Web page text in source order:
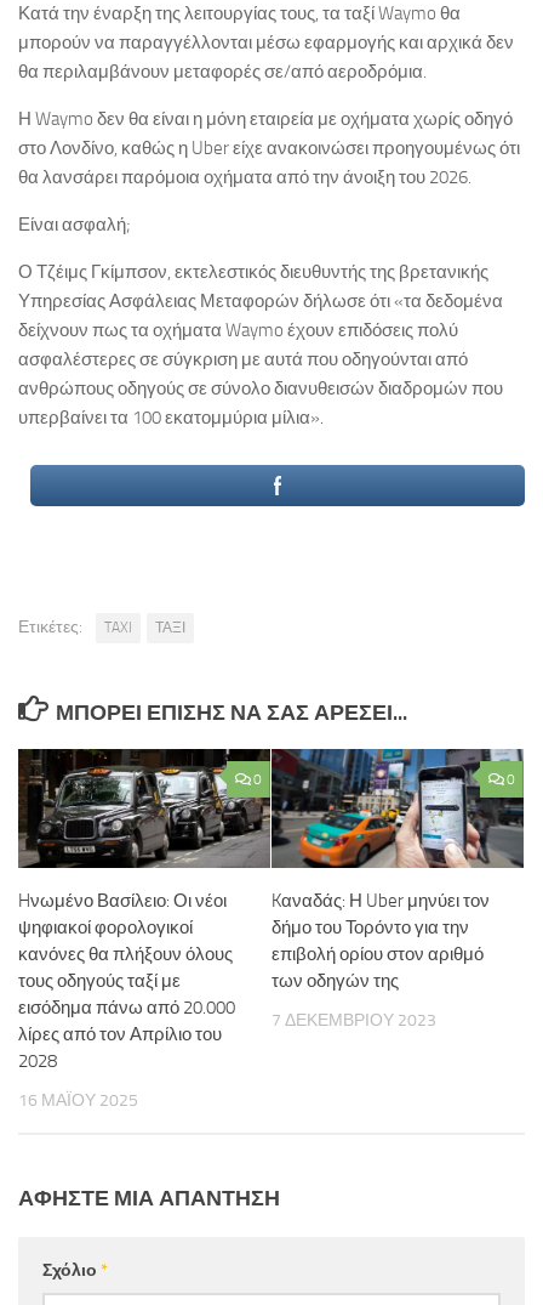
Κατά την έναρξη της λειτουργίας τους, τα ταξί Waymo θα
μπορούν να παραγγέλλονται μέσω εφαρμογής και αρχικά δεν
θα περιλαμβάνουν μεταφορές σε/από αεροδρόμια.
Η Waymo δεν θα είναι η μόνη εταιρεία με οχήματα χωρίς οδηγό
στο Λονδίνο, καθώς η Uber είχε ανακοινώσει προηγουμένως ότι
θα λανσάρει παρόμοια οχήματα από την άνοιξη του 2026.
Είναι ασφαλή;
Ο Τζέιμς Γκίμπσον, εκτελεστικός διευθυντής της βρετανικής
Υπηρεσίας Ασφάλειας Μεταφορών δήλωσε ότι «τα δεδομένα
δείχνουν πως τα οχήματα Waymo έχουν επιδόσεις πολύ
ασφαλέστερες σε σύγκριση με αυτά που οδηγούνται από
ανθρώπους οδηγούς σε σύνολο διανυθεισών διαδρομών που
υπερβαίνει τα 100 εκατομμύρια μίλια».
Ετικέτες: TAXI ΤΑΞΙ
ΜΠΟΡΕΊ ΕΠΊΣΗΣ ΝΑ ΣΑΣ ΑΡΈΣΕΙ...
0
Hνωμένο Βασίλειο: Οι νέοι
ψηφιακοί φορολογικοί
κανόνες θα πλήξουν όλους
τους οδηγούς ταξί με
εισόδημα πάνω από 20.000
λίρες από τον Απρίλιο του
2028
16 ΜΑΪ́ΟΥ 2025
0
Kαναδάς: Η Uber μηνύει τον
δήμο του Τορόντο για την
επιβολή ορίου στον αριθμό
των οδηγών της
7 ΔΕΚΕΜΒΡΊΟΥ 2023
ΑΦΉΣΤΕ ΜΙΑ ΑΠΆΝΤΗΣΗ
Σχόλιο *